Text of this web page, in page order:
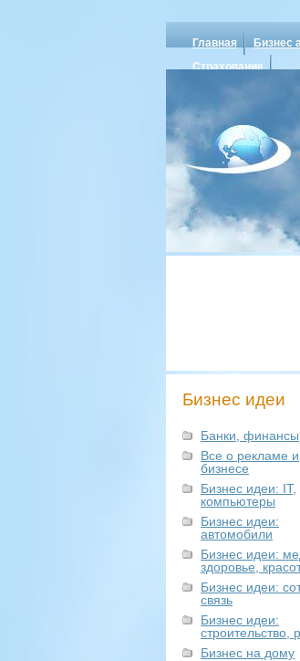
Главная Бизнес
Страхование
Бизнес идеи
Банки, финансы
Все о рекламе и
бизнесе
Бизнес идеи: IT,
компьютеры
Бизнес идеи:
автомобили
Бизнес идеи:
здоровье,
Бизнес идеи:
связь
Бизнес идеи:
строительство,
Бизнес на дому